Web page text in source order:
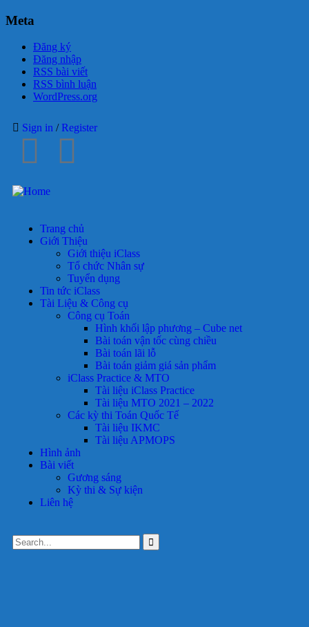
Meta
Đăng ký
Đăng nhập
RSS bài viết
RSS bình luận
WordPress.org
Sign in / Register
Trang chủ
Giới Thiệu
Giới thiệu iClass
Tổ chức Nhân sự
Tuyển dụng
Tin tức iClass
Tài Liệu & Công cụ
Công cụ Toán
Hình khối lập phương – Cube net
Bài toán vận tốc cùng chiều
Bài toán lãi lỗ
Bài toán giảm giá sản phẩm
iClass Practice & MTO
Tài liệu iClass Practice
Tài liệu MTO 2021 – 2022
Các kỳ thi Toán Quốc Tế
Tài liệu IKMC
Tài liệu APMOPS
Hình ảnh
Bài viết
Gương sáng
Kỳ thi & Sự kiện
Liên hệ